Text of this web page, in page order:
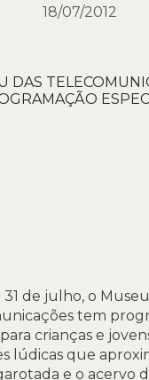
18/07/2012
31 de julho, o
tem
crianças e
lúdicas que
e o acervo